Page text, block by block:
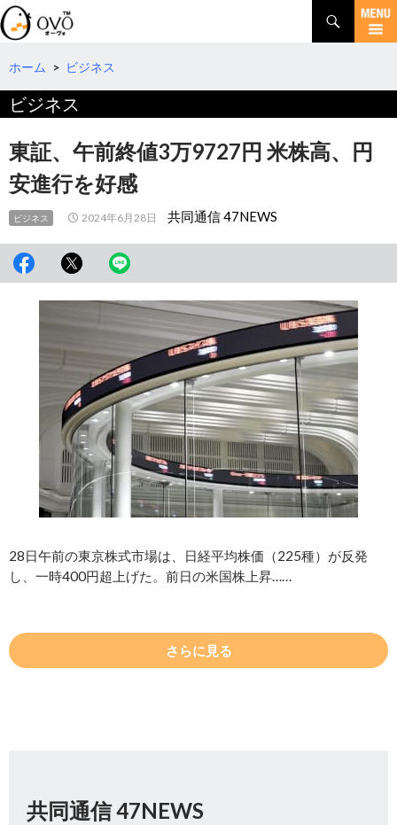
検
索
コ
テ
へ
移
動
ホーム > ビジネス
ビジネス
東証、午前終値3万9727円 米株高、円
安進行を好感
ビジネス 2024年6月28日 共同通信 47NEWS
28日午前の東京株式市場は、日経平均株価（225種）が反発
し、一時400円超上げた。前日の米国株上昇……
さらに見る
共同通信 47NEWS